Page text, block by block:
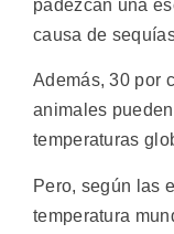
padezcan una
causa de
Además, 30 por
animales
temperaturas
Pero, según las
temperatura